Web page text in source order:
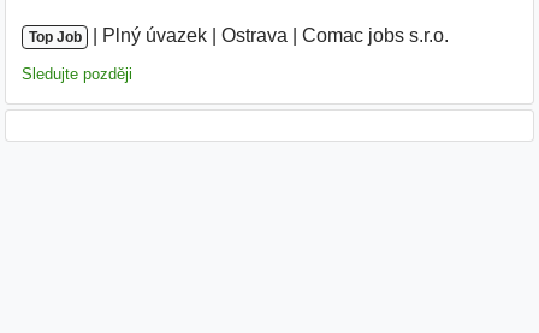
Top Job Plný úvazek Ostrava Comac jobs s.r.o.
Sledujte později